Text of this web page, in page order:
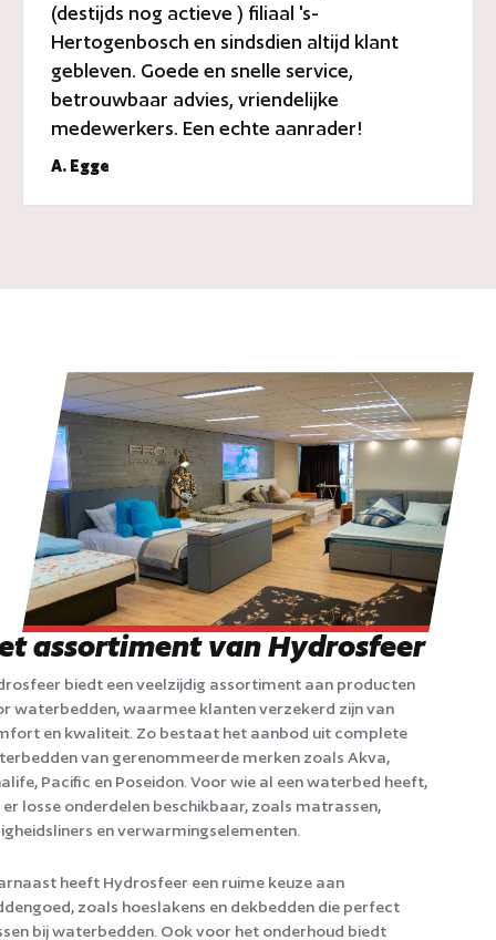
(destijds nog actieve ) filiaal 's-
Hertogenbosch en sindsdien altijd klant
gebleven. Goede en snelle service,
betrouwbaar advies, vriendelijke
medewerkers. Een echte aanrader!
A. Egge
assortiment van Hydrosfeer
biedt een veelzijdig assortiment aan producten
waterbedden, waarmee klanten verzekerd zijn van
en kwaliteit. Zo bestaat het aanbod uit complete
van gerenommeerde merken zoals Akva,
Pacific en Poseidon. Voor wie al een waterbed heeft,
er losse onderdelen beschikbaar, zoals matrassen,
en verwarmingselementen.
heeft Hydrosfeer een ruime keuze aan
zoals hoeslakens en dekbedden die perfect
bij waterbedden. Ook voor het onderhoud biedt